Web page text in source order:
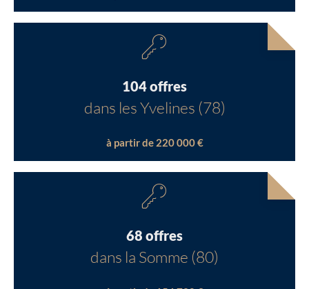
104 offres
dans les Yvelines (78)
à partir de 220 000 €
68 offres
dans la Somme (80)